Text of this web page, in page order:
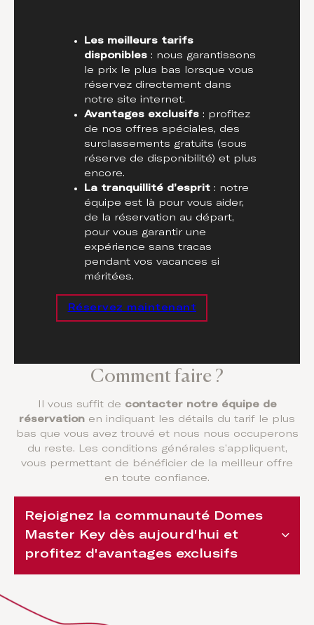
Les meilleurs tarifs
disponibles : nous garantissons
le prix le plus bas lorsque vous
réservez directement dans
notre site internet.
Avantages exclusifs : profitez
de nos offres spéciales, des
surclassements gratuits (sous
réserve de disponibilité) et plus
encore.
La tranquillité d’esprit : notre
équipe est là pour vous aider,
de la réservation au départ,
pour vous garantir une
expérience sans tracas
pendant vos vacances si
méritées.
Réservez maintenant
Comment faire ?
Il vous suffit de contacter notre équipe de
réservation en indiquant les détails du tarif le plus
bas que vous avez trouvé et nous nous occuperons
du reste. Les conditions générales s’appliquent,
vous permettant de bénéficier de la meilleur offre
en toute confiance.
Rejoignez la communauté Domes
Master Key dès aujourd'hui et
profitez d'avantages exclusifs